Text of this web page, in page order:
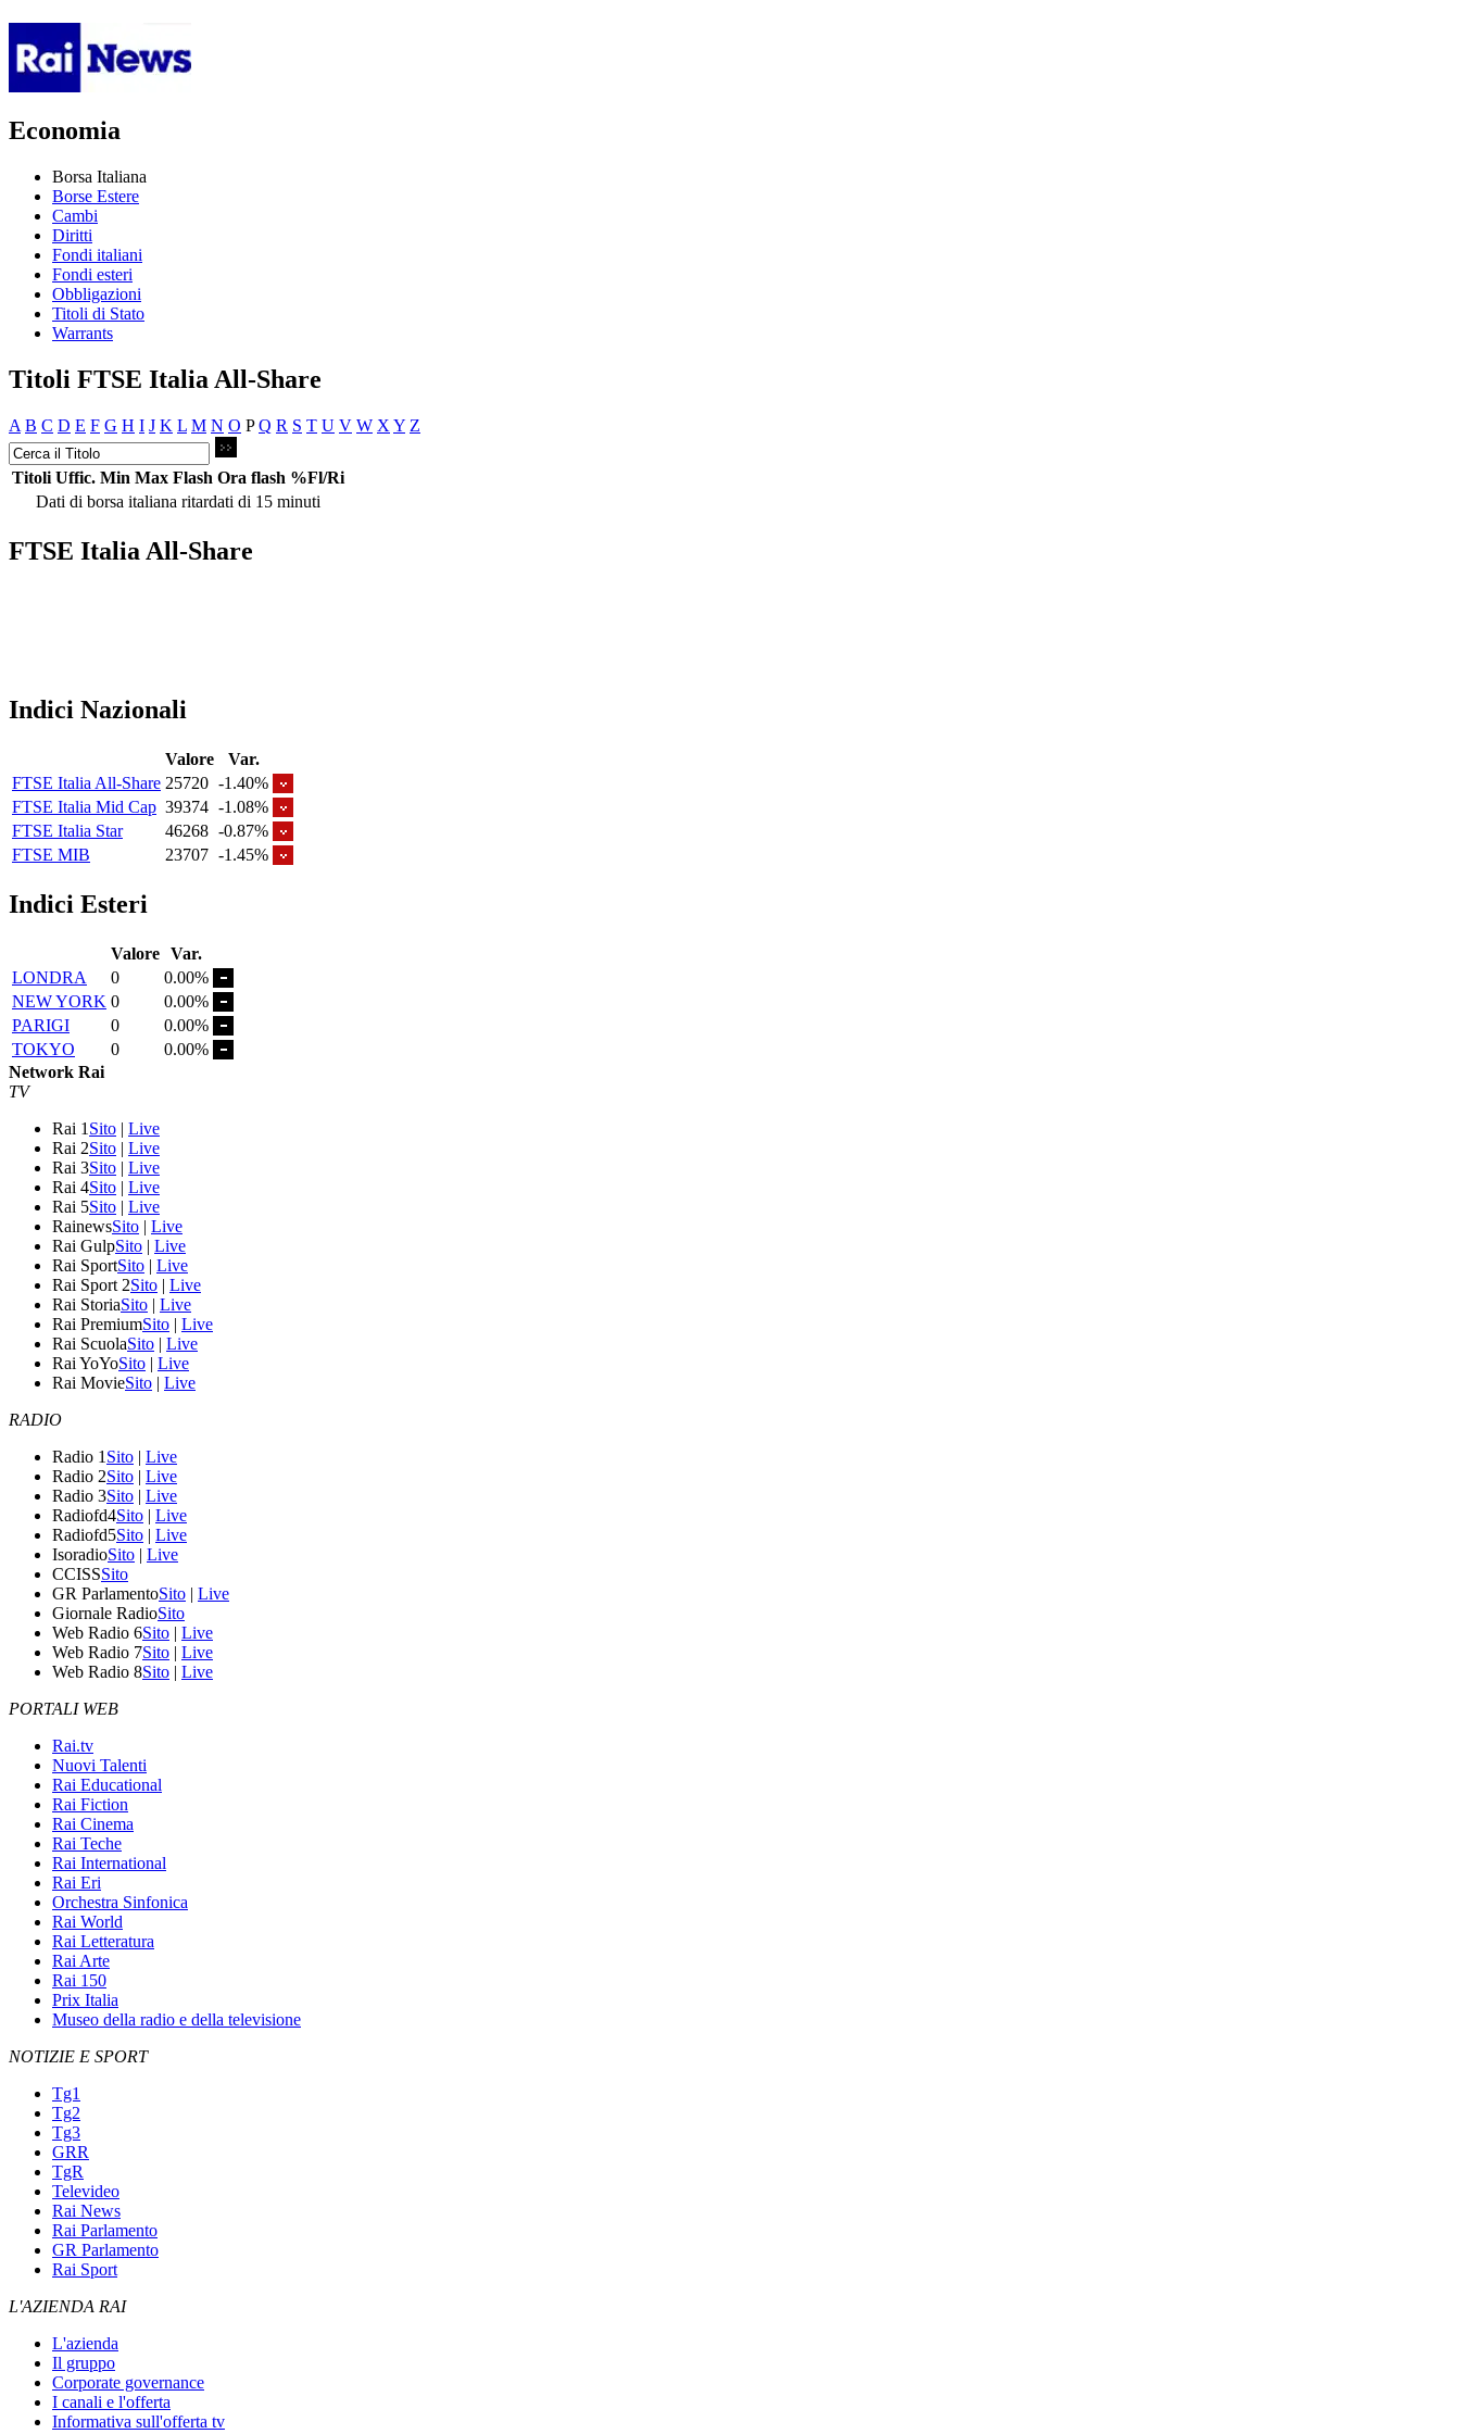
Economia
Borsa Italiana
Borse Estere
Cambi
Diritti
Fondi italiani
Fondi esteri
Obbligazioni
Titoli di Stato
Warrants
Titoli FTSE Italia All-Share
A B C D E F G H I J K L M N O PQ R S T U V W X Y Z
Titoli Uffic. Min Max Flash Ora flash %Fl/Ri
Dati di borsa italiana ritardati di 15 minuti
FTSE Italia All-Share
Indici Nazionali
Valore
Var.
FTSE Italia All-Share 25720 -1.40%
FTSE Italia Mid Cap 39374 -1.08%
FTSE Italia Star
46268 -0.87%
FTSE MIB
23707 -1.45%
Indici Esteri
Valore Var.
LONDRA
0
0.00%
NEW YORK 0
0.00%
PARIGI
0
0.00%
TOKYO
0
0.00%
Network Rai
TV
Rai 1 Sito | Live
Rai 2Sito | Live
Rai 3Sito | Live
Rai 4Sito | Live
Rai 5Sito | Live
RainewsSito | Live
Rai GulpSito | Live
Rai SportSito | Live
Rai Sport 2Sito | Live
Rai StoriaSito | Live
Rai PremiumSito | Live
Rai ScuolaSito | Live
Rai YoYoSito | Live
Rai MovieSito | Live
RADIO
Radio 1 Sito | Live
Radio 2Sito | Live
Radio 3Sito | Live
Radiofd4Sito | Live
Radiofd5Sito | Live
IsoradioSito | Live
CCISSSito
GR ParlamentoSito | Live
Giornale RadioSito
Web Radio 6Sito | Live
Web Radio 7Sito | Live
Web Radio 8Sito | Live
PORTALI WEB
Rai.tv
Nuovi Talenti
Rai Educational
Rai Fiction
Rai Cinema
Rai Teche
Rai International
Rai Eri
Orchestra Sinfonica
Rai World
Rai Letteratura
Rai Arte
Rai 150
Prix Italia
Museo della radio e della televisione
NOTIZIE E SPORT
Tg1
Tg2
Tg3
GRR
TgR
Televideo
Rai News
Rai Parlamento
GR Parlamento
Rai Sport
L'AZIENDA RAI
L'azienda
Il gruppo
Corporate governance
I canali e l'offerta
Informativa sull'offerta tv